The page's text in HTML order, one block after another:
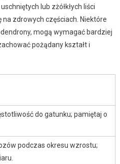
lub zżółkłych liści
zdrowych częściach. Niektóre
mogą wymagać bardziej
pożądany kształt i
do gatunku; pamiętaj o
podczas okresu wzrostu;